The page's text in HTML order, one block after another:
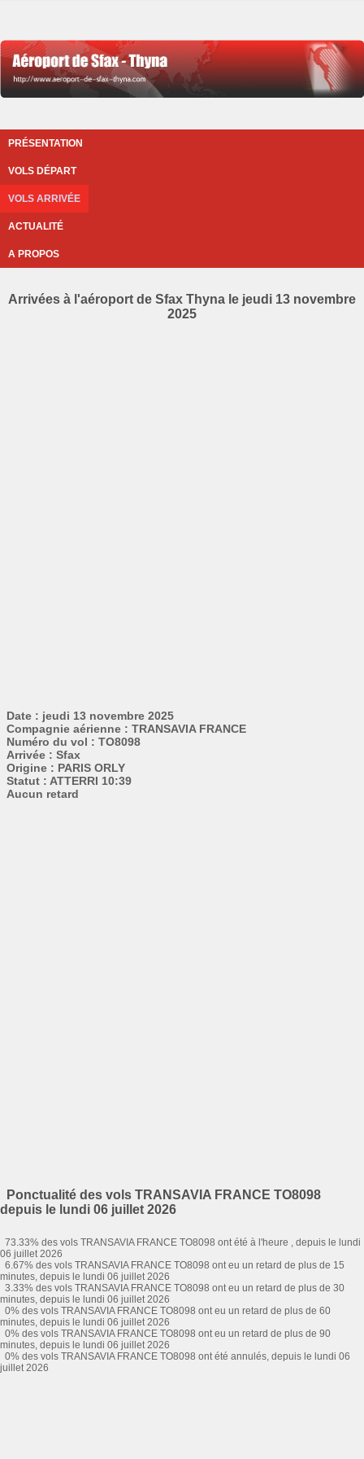
PRÉSENTATION
VOLS DÉPART
VOLS ARRIVÉE
ACTUALITÉ
A PROPOS
Arrivées à l'aéroport de Sfax Thyna le jeudi 13 novembre
2025
Date : jeudi 13 novembre 2025
Compagnie aérienne : TRANSAVIA FRANCE
Numéro du vol : TO8098
Arrivée : Sfax
Origine : PARIS ORLY
Statut : ATTERRI 10:39
Aucun retard
Ponctualité des vols TRANSAVIA FRANCE TO8098
depuis le lundi 06 juillet 2026
73.33% des vols TRANSAVIA FRANCE TO8098 ont été à l'heure , depuis le lundi
06 juillet 2026
6.67% des vols TRANSAVIA FRANCE TO8098 ont eu un retard de plus de 15
minutes, depuis le lundi 06 juillet 2026
3.33% des vols TRANSAVIA FRANCE TO8098 ont eu un retard de plus de 30
minutes, depuis le lundi 06 juillet 2026
0% des vols TRANSAVIA FRANCE TO8098 ont eu un retard de plus de 60
minutes, depuis le lundi 06 juillet 2026
0% des vols TRANSAVIA FRANCE TO8098 ont eu un retard de plus de 90
minutes, depuis le lundi 06 juillet 2026
0% des vols TRANSAVIA FRANCE TO8098 ont été annulés, depuis le lundi 06
juillet 2026